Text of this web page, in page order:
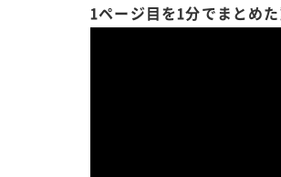
1ページ目を1分でまとめ